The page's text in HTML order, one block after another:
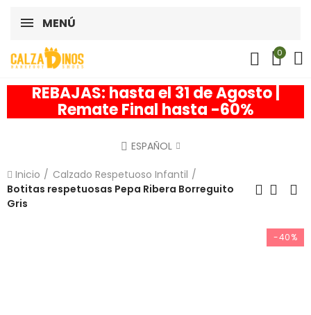
MENÚ
0
REBAJAS: hasta el 31 de Agosto |
Remate Final hasta -60%
ESPAÑOL
Inicio
Calzado Respetuoso Infantil
Botitas respetuosas Pepa Ribera Borreguito
Gris
-40%